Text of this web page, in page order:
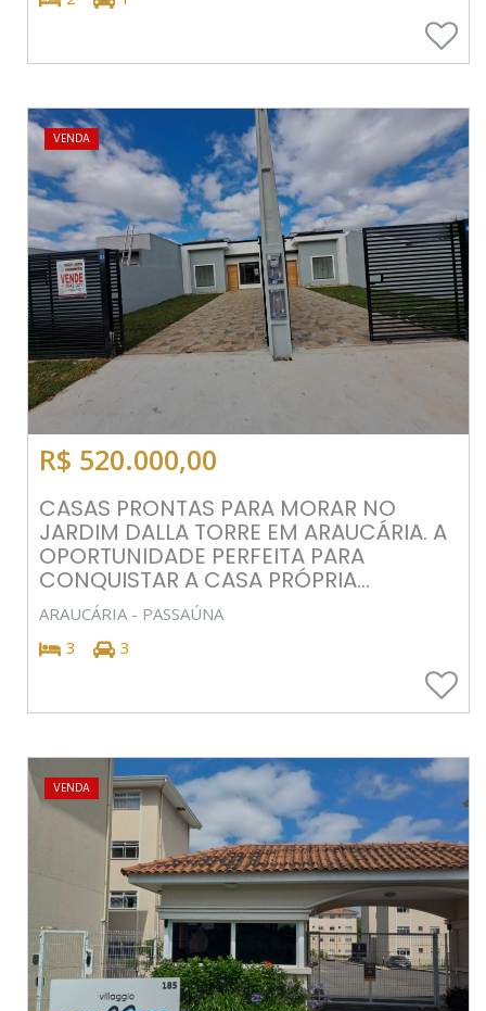
VENDA
R$ 520.000,00
CASAS PRONTAS PARA MORAR NO
JARDIM DALLA TORRE EM ARAUCÁRIA. A
OPORTUNIDADE PERFEITA PARA
CONQUISTAR A CASA PRÓPRIA...
ARAUCÁRIA - PASSAÚNA
3
3
VENDA